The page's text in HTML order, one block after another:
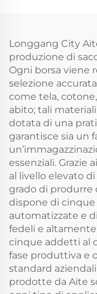
Longgang City
produzione di
Ogni borsa viene
selezione
come tela,
abito; tali
dotata di una
garantisce sia un
essenziali. Grazie
al livello elevato
grado di produrre
dispone di
automatizzate e
fedeli e
cinque addetti al
fase produttiva e
standard
prodotte da Aite